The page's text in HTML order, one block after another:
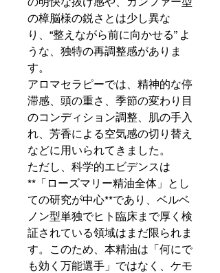
の樟脳様の鋭さとは少し異な
り、“整えながら前に向かせる” よ
うな、独特の再調整感がありま
す。
アロマセラピーでは、精神的な停
滞感、頭の重さ、季節の変わり目
のコンディション調整、肌の手入
れ、芳香による空気感の切り替え
などに用いられてきました。
ただし、科学的エビデンスは
**「ローズマリー精油全体」とし
ての研究が中心**であり、ベルベ
ノン型単独でヒト臨床まで厚く検
証されている領域はまだ限られま
す。このため、本精油は「何にで
も効く万能選手」ではなく、ケモ